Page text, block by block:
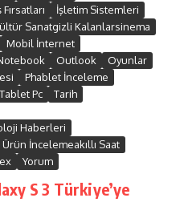
İşletim Sistemleri
Sanatgizli Kalanlarsinema
Mobil İnternet
Outlook
Oyunlar
Phablet İnceleme
Tablet Pc
Tarih
Haberleri
Ürün İncelemeakıllı Saat
Yorum
S 3 Türkiye’ye